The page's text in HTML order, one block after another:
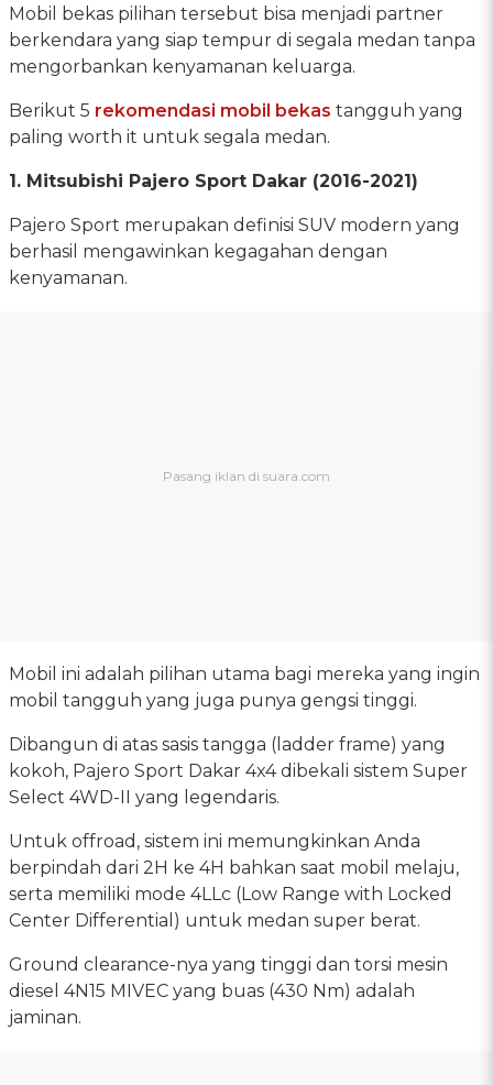
Mobil bekas pilihan tersebut bisa menjadi partner
berkendara yang siap tempur di segala medan tanpa
mengorbankan kenyamanan keluarga.
Berikut 5 rekomendasi mobil bekas tangguh yang
paling worth it untuk segala medan.
1. Mitsubishi Pajero Sport Dakar (2016-2021)
Pajero Sport merupakan definisi SUV modern yang
berhasil mengawinkan kegagahan dengan
kenyamanan.
Mobil ini adalah pilihan utama bagi mereka yang ingin
mobil tangguh yang juga punya gengsi tinggi.
Dibangun di atas sasis tangga (ladder frame) yang
kokoh, Pajero Sport Dakar 4x4 dibekali sistem Super
Select 4WD-II yang legendaris.
Untuk offroad, sistem ini memungkinkan Anda
berpindah dari 2H ke 4H bahkan saat mobil melaju,
serta memiliki mode 4LLc (Low Range with Locked
Center Differential) untuk medan super berat.
Ground clearance-nya yang tinggi dan torsi mesin
diesel 4N15 MIVEC yang buas (430 Nm) adalah
jaminan.